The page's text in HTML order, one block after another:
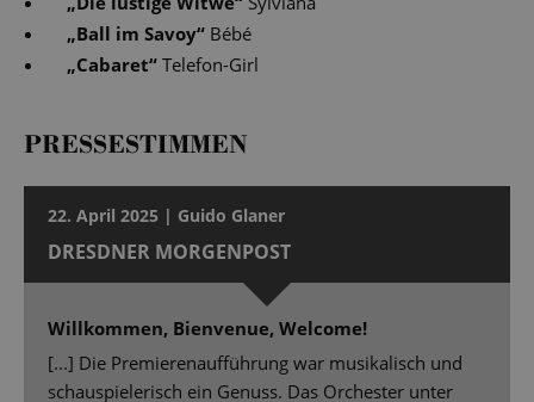
„Ball im Savoy“ Bébé
„Cabaret“ Telefon-Girl
PRESSESTIMMEN
22. April 2025 | Guido Glaner
DRESDNER MORGENPOST
Willkommen, Bienvenue, Welcome!
[...] Die Premierenaufführung war musikalisch und
schauspielerisch ein Genuss. Das Orchester unter